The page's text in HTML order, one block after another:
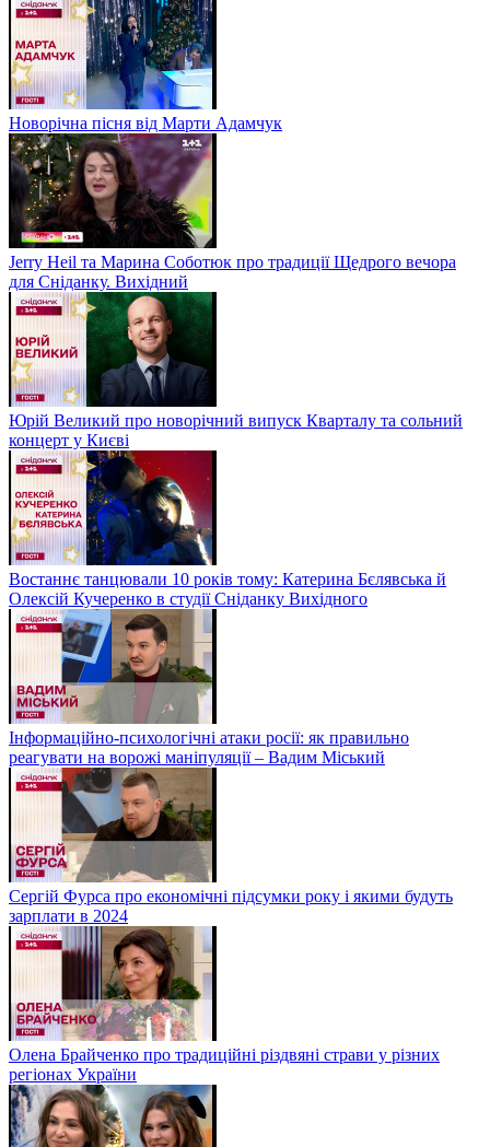
Новорічна пісня від Марти Адамчук
Jerry Heil та Марина Соботюк про традиції Щедрого вечора
для Сніданку. Вихідний
Юрій Великий про новорічний випуск Кварталу та сольний
концерт у Києві
Востаннє танцювали 10 років тому: Катерина Бєлявська й
Олексій Кучеренко в студії Сніданку Вихідного
Інформаційно-психологічні атаки росії: як правильно
реагувати на ворожі маніпуляції – Вадим Міський
Сергій Фурса про економічні підсумки року і якими будуть
зарплати в 2024
Олена Брайченко про традиційні різдвяні страви у різних
регіонах України